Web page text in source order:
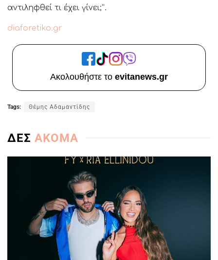
αντιληφθεί τι έχει γίνει;”.
diaforetiko.gr
Ακολουθήστε το evitanews.gr
Tags: Θέμης Αδαμαντίδης
ΔΕΣ ΑΚΟΜΑ